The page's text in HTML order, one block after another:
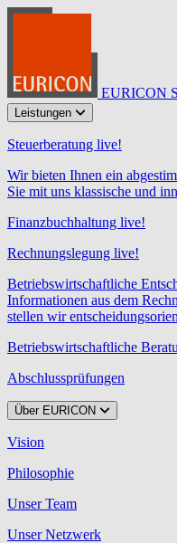
EURICON
Leistungen
Steuerberatung live!
Wir bieten Ihnen ein
Sie mit uns klassische und
Finanzbuchhaltung live!
Rechnungslegung live!
Betriebswirtschaftliche
Informationen aus dem
stellen wir
Betriebswirtschaftliche
Abschlussprüfungen
Über EURICON
Vision
Philosophie
Unser Team
Unser Netzwerk